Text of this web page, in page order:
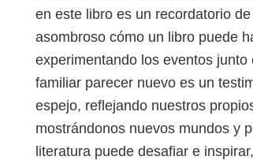
en este libro es un recordatorio
asombroso cómo un libro puede
experimentando los eventos
familiar parecer nuevo es un
espejo, reflejando nuestros
mostrándonos nuevos mundos y
literatura puede desafiar e